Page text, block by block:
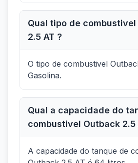
Qual tipo de
2.5 AT ?
O tipo de combustivel
Gasolina.
Qual a capacidade do
combustivel Outback 2.5
A capacidade do tanque de